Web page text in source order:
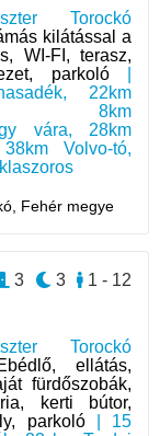
Torockó
kilátással a
WI-FI, terasz,
parkoló|
22km
8km
vára, 28km
Volvo-tó,
Fehér megye
Torockó
ellátás,
fürdőszobák,
kerti bútor,
parkoló| 15
1 - 12
3
3